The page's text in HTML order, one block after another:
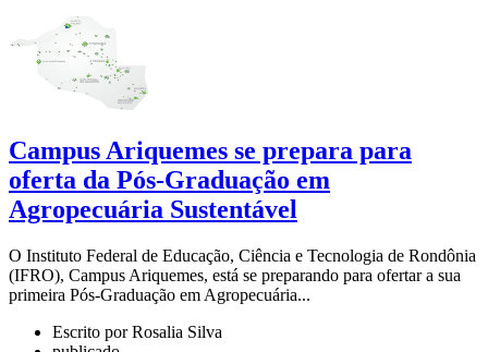
Campus Ariquemes se prepara para
oferta da Pós-Graduação em
Agropecuária Sustentável
O Instituto Federal de Educação, Ciência e Tecnologia de Rondônia
(IFRO), Campus Ariquemes, está se preparando para ofertar a sua
primeira Pós-Graduação em Agropecuária...
Escrito por Rosalia Silva